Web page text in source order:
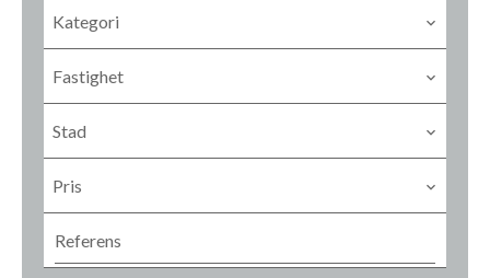
Kategori
Fastighet
Stad
Pris